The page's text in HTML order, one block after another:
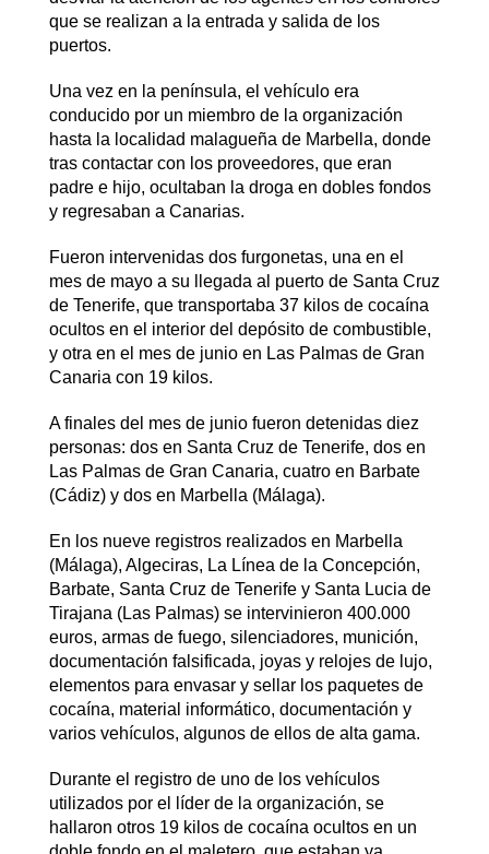
que se realizan a la entrada y salida de los
puertos.
Una vez en la península, el vehículo era
conducido por un miembro de la organización
hasta la localidad malagueña de Marbella, donde
tras contactar con los proveedores, que eran
padre e hijo, ocultaban la droga en dobles fondos
y regresaban a Canarias.
Fueron intervenidas dos furgonetas, una en el
mes de mayo a su llegada al puerto de Santa Cruz
de Tenerife, que transportaba 37 kilos de cocaína
ocultos en el interior del depósito de combustible,
y otra en el mes de junio en Las Palmas de Gran
Canaria con 19 kilos.
A finales del mes de junio fueron detenidas diez
personas: dos en Santa Cruz de Tenerife, dos en
Las Palmas de Gran Canaria, cuatro en Barbate
(Cádiz) y dos en Marbella (Málaga).
En los nueve registros realizados en Marbella
(Málaga), Algeciras, La Línea de la Concepción,
Barbate, Santa Cruz de Tenerife y Santa Lucia de
Tirajana (Las Palmas) se intervinieron 400.000
euros, armas de fuego, silenciadores, munición,
documentación falsificada, joyas y relojes de lujo,
elementos para envasar y sellar los paquetes de
cocaína, material informático, documentación y
varios vehículos, algunos de ellos de alta gama.
Durante el registro de uno de los vehículos
utilizados por el líder de la organización, se
hallaron otros 19 kilos de cocaína ocultos en un